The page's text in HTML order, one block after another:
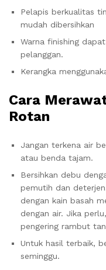
Pelapis berkualitas
mudah dibersihkan
Warna finishing
pelanggan.
Kerangka
Cara
Rotan
Jangan terkena air
atau benda tajam.
Bersihkan debu
pemutih dan
dengan kain basah
dengan air. Jika
pengering rambut
Untuk hasil terbaik,
seminggu.